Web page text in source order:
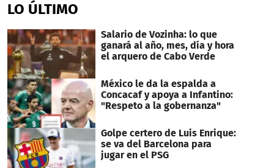
LO ÚLTIMO
Salario de Vozinha: lo que
ganará al año, mes, día y hora
el arquero de Cabo Verde
México le da la espalda a
Concacaf y apoya a Infantino:
"Respeto a la gobernanza"
Golpe certero de Luis Enrique:
se va del Barcelona para
jugar en el PSG